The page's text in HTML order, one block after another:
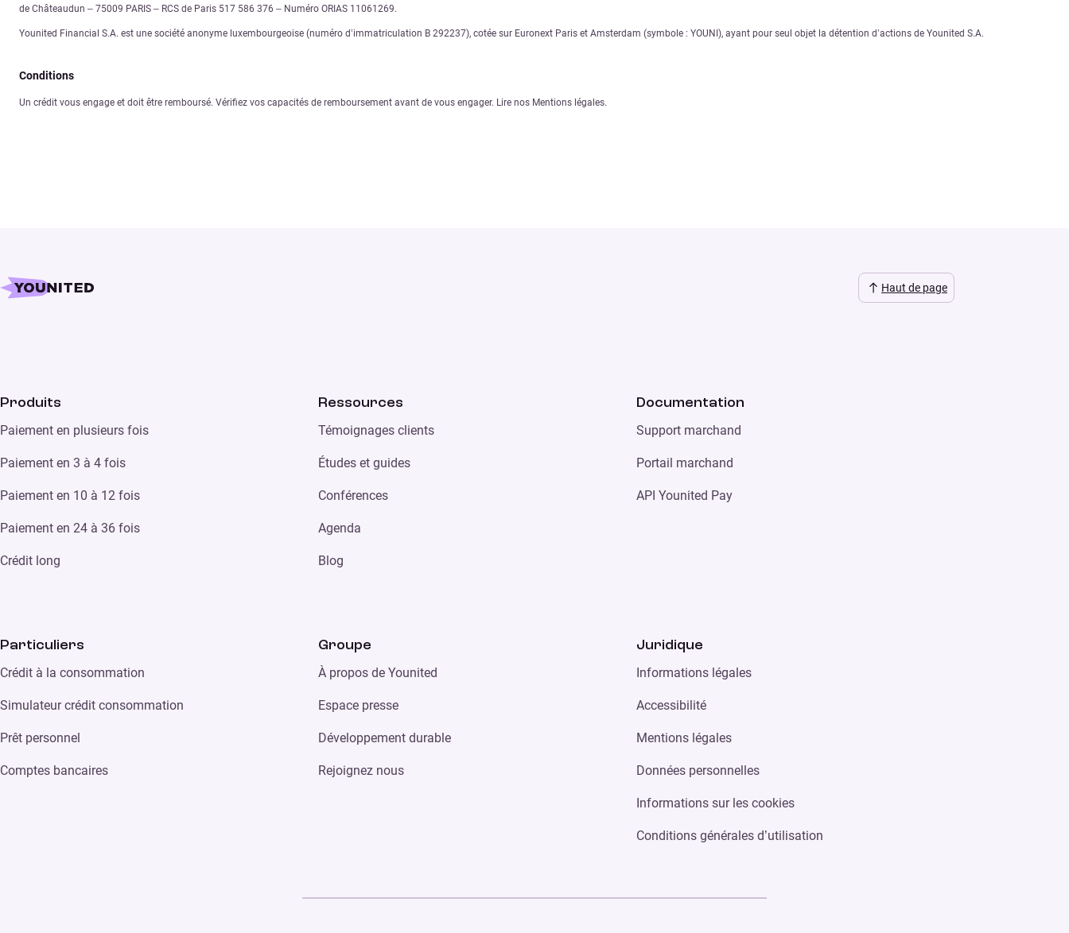
de Châteaudun – 75009 PARIS – RCS de Paris 517 586 376 – Numéro ORIAS 11061269.
Younited Financial S.A. est une société anonyme luxembourgeoise (numéro d’immatriculation B 292237), cotée sur Euronext Paris et Amsterdam (symbole : YOUNI), ayant pour seul objet la détention d’actions de Younited S.A.
Conditions
Un crédit vous engage et doit être remboursé. Vérifiez vos capacités de remboursement avant de vous engager. Lire nos Mentions légales.
Haut de page
Produits
Paiement en plusieurs fois
Paiement en 3 à 4 fois
Paiement en 10 à 12 fois
Paiement en 24 à 36 fois
Crédit long
Ressources
Témoignages clients
Études et guides
Conférences
Agenda
Blog
Documentation
Support marchand
Portail marchand
API Younited Pay
Particuliers
Crédit à la consommation
Simulateur crédit consommation
Prêt personnel
Comptes bancaires
Groupe
À propos de Younited
Espace presse
Développement durable
Rejoignez nous
Juridique
Informations légales
Accessibilité
Mentions légales
Données personnelles
Informations sur les cookies
Conditions générales d’utilisation